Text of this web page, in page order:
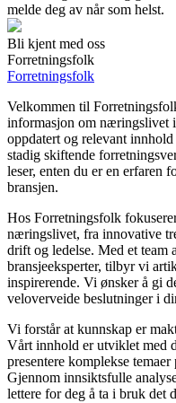
melde deg av når som helst.
Bli kjent med oss
Forretningsfolk
Forretningsfolk
Velkommen til
informasjon om næringslivet
oppdatert og relevant
stadig skiftende
leser, enten du er en erfaren
bransjen.
Hos Forretningsfolk
næringslivet, fra innovative
drift og ledelse. Med et team
bransjeeksperter, tilbyr vi
inspirerende. Vi ønsker å gi
veloverveide beslutninger i
Vi forstår at kunnskap er
Vårt innhold er utviklet med
presentere komplekse
Gjennom innsiktsfulle
lettere for deg å ta i bruk det